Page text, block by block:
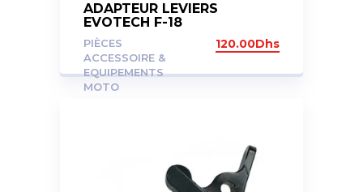
ADAPTEUR LEVIERS
EVOTECH F-18
PIÈCES
ACCESSOIRE &
EQUIPEMENTS
MOTO
120.00Dhs